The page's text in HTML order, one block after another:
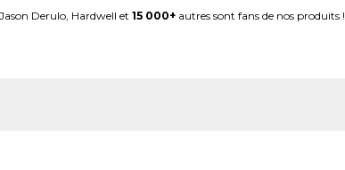
Jason Derulo, Hardwell et 15 000+autres sont fans de nos produits !